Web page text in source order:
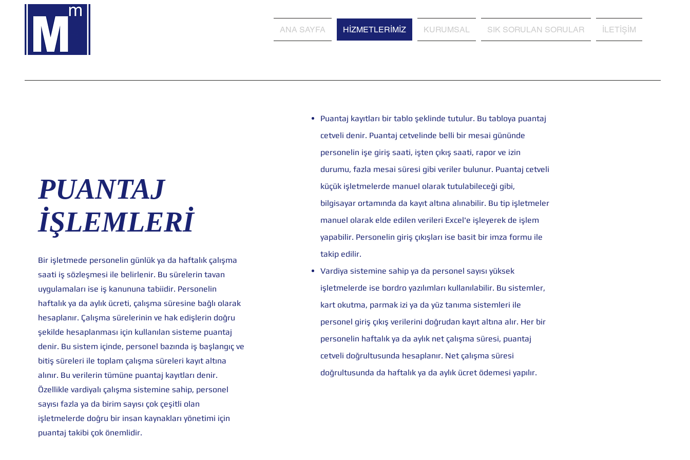
ANA SAYFA HİZMETLERİMİZ KURUMSAL SIK SORULAN SORULAR İLETİŞİM
PUANTAJ
İŞLEMLERİ
Bir işletmede personelin günlük ya da haftalık çalışma
saati iş sözleşmesi ile belirlenir. Bu sürelerin tavan
uygulamaları ise iş kanununa tabiidir. Personelin
haftalık ya da aylık ücreti, çalışma süresine bağlı olarak
hesaplanır. Çalışma sürelerinin ve hak edişlerin doğru
şekilde hesaplanması için kullanılan sisteme puantaj
denir. Bu sistem içinde, personel bazında iş başlangıç ve
bitiş süreleri ile toplam çalışma süreleri kayıt altına
alınır. Bu verilerin tümüne puantaj kayıtları denir.
Özellikle vardiyalı çalışma sistemine sahip, personel
sayısı fazla ya da birim sayısı çok çeşitli olan
işletmelerde doğru bir insan kaynakları yönetimi için
puantaj takibi çok önemlidir.
Puantaj kayıtları bir tablo şeklinde tutulur. Bu tabloya puantaj
cetveli denir. Puantaj cetvelinde belli bir mesai gününde
personelin işe giriş saati, işten çıkış saati, rapor ve izin
durumu, fazla mesai süresi gibi veriler bulunur. Puantaj cetveli
küçük işletmelerde manuel olarak tutulabileceği gibi,
bilgisayar ortamında da kayıt altına alınabilir. Bu tip işletmeler
manuel olarak elde edilen verileri Excel'e işleyerek de işlem
yapabilir. Personelin giriş çıkışları ise basit bir imza formu ile
takip edilir.
Vardiya sistemine sahip ya da personel sayısı yüksek
işletmelerde ise bordro yazılımları kullanılabilir. Bu sistemler,
kart okutma, parmak izi ya da yüz tanıma sistemleri ile
personel giriş çıkış verilerini doğrudan kayıt altına alır. Her bir
personelin haftalık ya da aylık net çalışma süresi, puantaj
cetveli doğrultusunda hesaplanır. Net çalışma süresi
doğrultusunda da haftalık ya da aylık ücret ödemesi yapılır.